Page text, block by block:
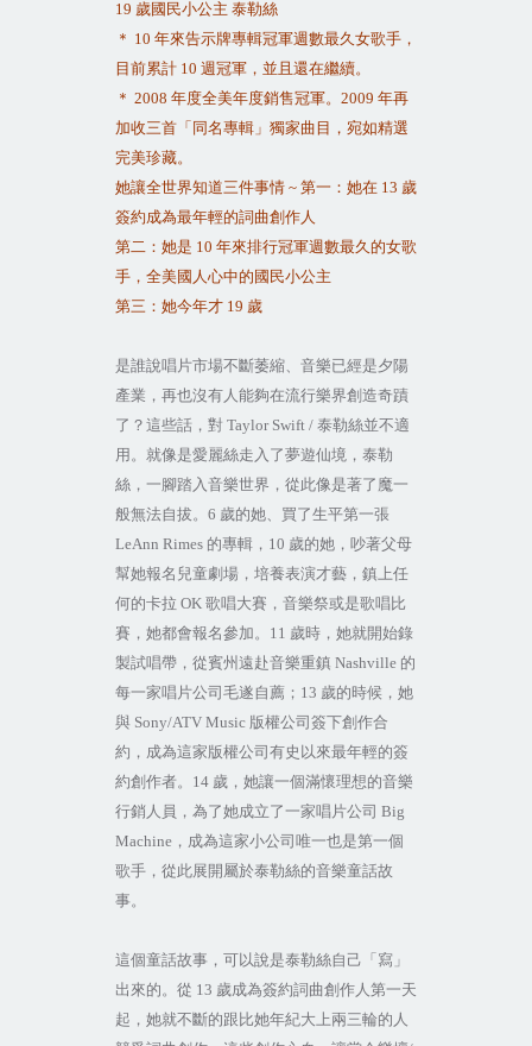
19 歲國民小公主 泰勒絲
＊ 10 年來告示牌專輯冠軍週數最久女歌手，
目前累計 10 週冠軍，並且還在繼續。
＊ 2008 年度全美年度銷售冠軍。 2009 年再
加收三首「同名專輯」獨家曲目，宛如精選
完美珍藏。
她讓全世界知道三件事情~ 第一：她在 13 歲
簽約成為最年輕的詞曲創作人
第二：她是 10 年來排行冠軍週數最久的女歌
手，全美國人心中的國民小公主
第三：她今年才 19 歲
是誰說唱片市場不斷萎縮、音樂已經是夕陽
產業，再也沒有人能夠在流行樂界創造奇蹟
了？這些話，對 Taylor Swift / 泰勒絲並不適
用。就像是愛麗絲走入了夢遊仙境，泰勒
絲，一腳踏入音樂世界，從此像是著了魔一
般無法自拔。 6 歲的她、買了生平第一張
LeAnn Rimes 的專輯， 10 歲的她，吵著父母
幫她報名兒童劇場，培養表演才藝，鎮上任
何的卡拉 OK 歌唱大賽，音樂祭或是歌唱比
賽，她都會報名參加。 11 歲時，她就開始錄
製試唱帶，從賓州遠赴音樂重鎮 Nashville 的
每一家唱片公司毛遂自薦； 13 歲的時候，她
與 Sony/ATV Music 版權公司簽下創作合
約，成為這家版權公司有史以來最年輕的簽
約創作者。 14 歲，她讓一個滿懷理想的音樂
行銷人員，為了她成立了一家唱片公司 Big
Machine，成為這家小公司唯一也是第一個
歌手，從此展開屬於泰勒絲的音樂童話故
事。
這個童話故事，可以說是泰勒絲自己「寫」
出來的。從 13 歲成為簽約詞曲創作人第一天
起，她就不斷的跟比她年紀大上兩三輪的人